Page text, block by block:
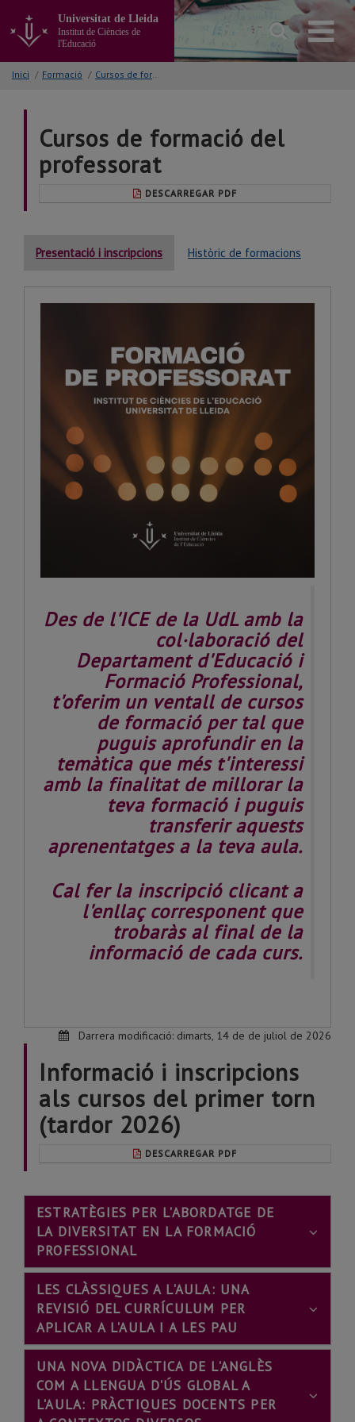
contingut
Universitat de Lleida
Institut de Ciències de
l'Educació
Inici / Formació / Cursos de formació del professorat
Cursos de formació del
professorat
DESCARREGAR PDF
Presentació i inscripcions Històric de formacions
Des de l'ICE de la UdL amb la
col·laboració del
Departament d'Educació i
Formació Professional,
t'oferim un ventall de cursos
de formació per tal que
puguis aprofundir en la
temàtica que més t'interessi
amb la finalitat de millorar la
teva formació i puguis
transferir aquests
aprenentatges a la teva aula.
Cal fer la inscripció clicant a
l'enllaç corresponent que
trobaràs al final de la
informació de cada curs.
Darrera modificació: dimarts, 14 de de juliol de 2026
Informació i inscripcions
als cursos del primer torn
(tardor 2026)
DESCARREGAR PDF
ESTRATÈGIES PER L'ABORDATGE DE
LA DIVERSITAT EN LA FORMACIÓ
PROFESSIONAL
LES CLÀSSIQUES A L'AULA: UNA
REVISIÓ DEL CURRÍCULUM PER
APLICAR A L'AULA I A LES PAU
UNA NOVA DIDÀCTICA DE L'ANGLÈS
COM A LLENGUA D'ÚS GLOBAL A
L'AULA: PRÀCTIQUES DOCENTS PER